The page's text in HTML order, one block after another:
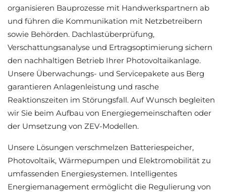
organisieren Bauprozesse mit Handwerkspartnern ab
und führen die Kommunikation mit Netzbetreibern
sowie Behörden. Dachlastüberprüfung,
Verschattungsanalyse und Ertragsoptimierung sichern
den nachhaltigen Betrieb Ihrer Photovoltaikanlage.
Unsere Überwachungs- und Servicepakete aus Berg
garantieren Anlagenleistung und rasche
Reaktionszeiten im Störungsfall. Auf Wunsch begleiten
wir Sie beim Aufbau von Energiegemeinschaften oder
der Umsetzung von ZEV-Modellen.
Unsere Lösungen verschmelzen Batteriespeicher,
Photovoltaik, Wärmepumpen und Elektromobilität zu
umfassenden Energiesystemen. Intelligentes
Energiemanagement ermöglicht die Regulierung von